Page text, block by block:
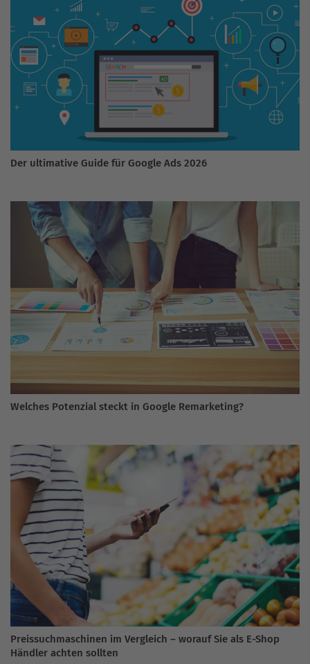
Der ultimative Guide für Google Ads 2026
Welches Potenzial steckt in Google Remarketing?
Preissuchmaschinen im Vergleich – worauf Sie als E-Shop
Händler achten sollten